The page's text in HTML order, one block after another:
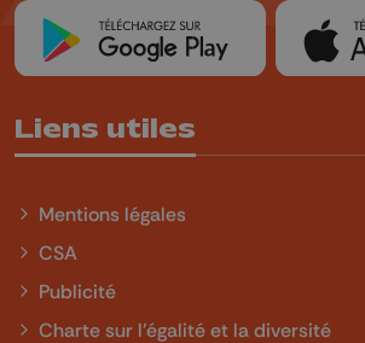
Liens utiles
Mentions légales
CSA
Publicité
Charte sur l'égalité et la diversité